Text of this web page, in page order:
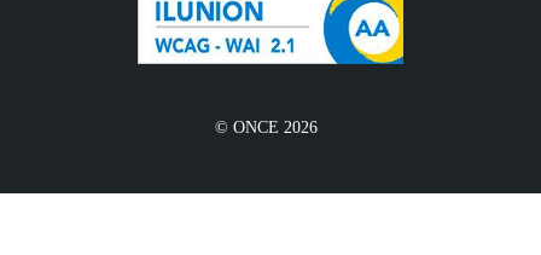
© ONCE 2026